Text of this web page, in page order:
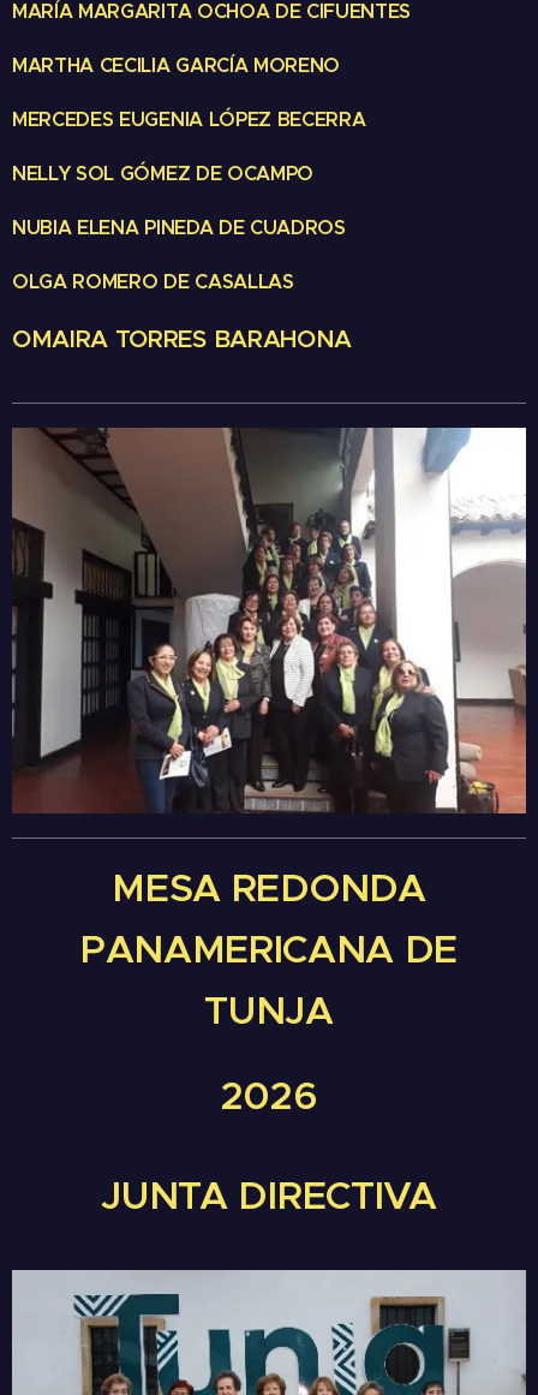
MARÍA MARGARITA OCHOA DE CIFUENTES
MARTHA CECILIA GARCÍA MORENO
MERCEDES EUGENIA LÓPEZ BECERRA
NELLY SOL GÓMEZ DE OCAMPO
NUBIA ELENA PINEDA DE CUADROS
OLGA ROMERO DE CASALLAS
OMAIRA TORRES BARAHONA
MESA REDONDA
PANAMERICANA DE
TUNJA
2026
JUNTA DIRECTIVA